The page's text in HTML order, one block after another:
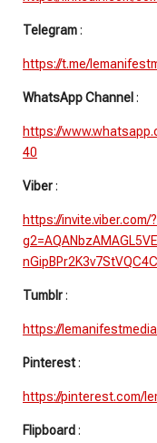
Telegram:
https://t.me/
WhatsApp Channel:
https://
40
Viber:
https://invite.viber.com/?
Tumblr:
https://
Pinterest:
https://pinterest.com/
Flipboard: